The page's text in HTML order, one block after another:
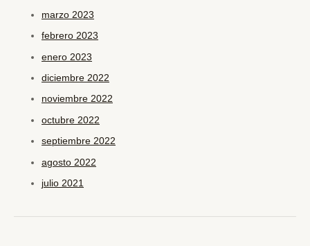
marzo 2023
febrero 2023
enero 2023
diciembre 2022
noviembre 2022
octubre 2022
septiembre 2022
agosto 2022
julio 2021